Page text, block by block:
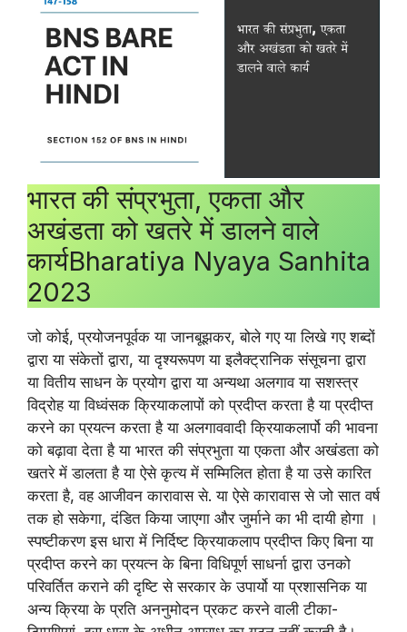
भारत की संप्रभुता, एकता और
अखंडता को खतरे में डालने वाले
कार्यBharatiya Nyaya Sanhita
2023
जो कोई, प्रयोजनपूर्वक या जानबूझकर, बोले गए या लिखे गए शब्दों
‌द्वारा या संकेतों ‌द्वारा, या दृश्यरूपण या इलैक्ट्रानिक संसूचना द्वारा
या वितीय साधन के प्रयोग द्वारा या अन्यथा अलगाव या सशस्त्र
विद्रोह या विध्वंसक क्रियाकलापों को प्रदीप्त करता है या प्रदीप्त
करने का प्रयत्न करता है या अलगाववादी क्रियाकलार्पो की भावना
को बढ़ावा देता है या भारत की संप्रभुता या एकता और अखंडता को
खतरे में डालता है या ऐसे कृत्य में सम्मिलित होता है या उसे कारित
करता है, वह आजीवन कारावास से. या ऐसे कारावास से जो सात वर्ष
तक हो सकेगा, दंडित किया जाएगा और जुर्माने का भी दायी होगा ।
स्पष्टीकरण इस धारा में निर्दिष्ट क्रियाकलाप प्रदीप्त किए बिना या
प्रदीप्त करने का प्रयत्न के बिना विधिपूर्ण साधर्ना द्वारा उनको
परिवर्तित कराने की दृष्टि से सरकार के उपार्यो या प्रशासनिक या
अन्य क्रिया के प्रति अननुमोदन प्रकट करने वाली टीका-